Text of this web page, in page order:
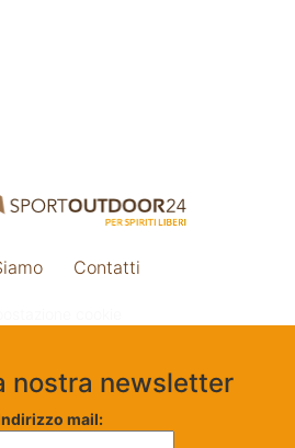
Contatti
nostra newsletter
mail: